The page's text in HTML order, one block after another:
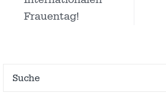
Frauentag!